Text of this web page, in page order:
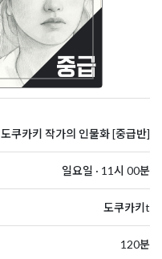
도쿠카키 작가의 인물화 [중급반]
일요일 · 11시 00분
도쿠카키t
120분